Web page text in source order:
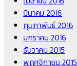
มีนาคม 2016
กุมภาพันธ์ 2016
มกราคม 2016
ธันวาคม 2015
พฤศจิกายน 2015